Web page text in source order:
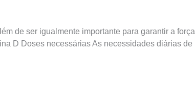
de ser igualmente importante para garantir a força
D Doses necessárias As necessidades diárias de